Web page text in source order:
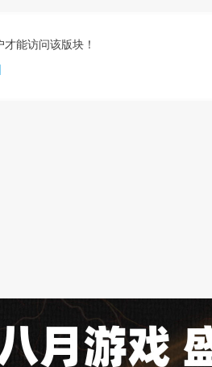
能访问该版块！